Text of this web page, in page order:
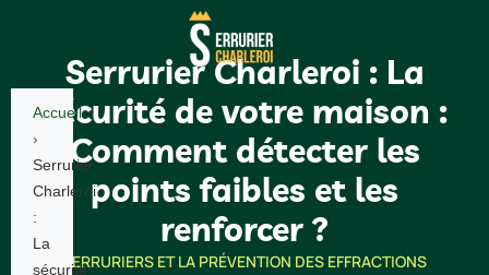
Serrurier Charleroi : La
sécurité de votre maison :
Comment détecter les
points faibles et les
renforcer ?
SERRURIERS ET LA PRÉVENTION DES EFFRACTIONS
Accueil
›
Serrurier
Charleroi
:
La
sécurité